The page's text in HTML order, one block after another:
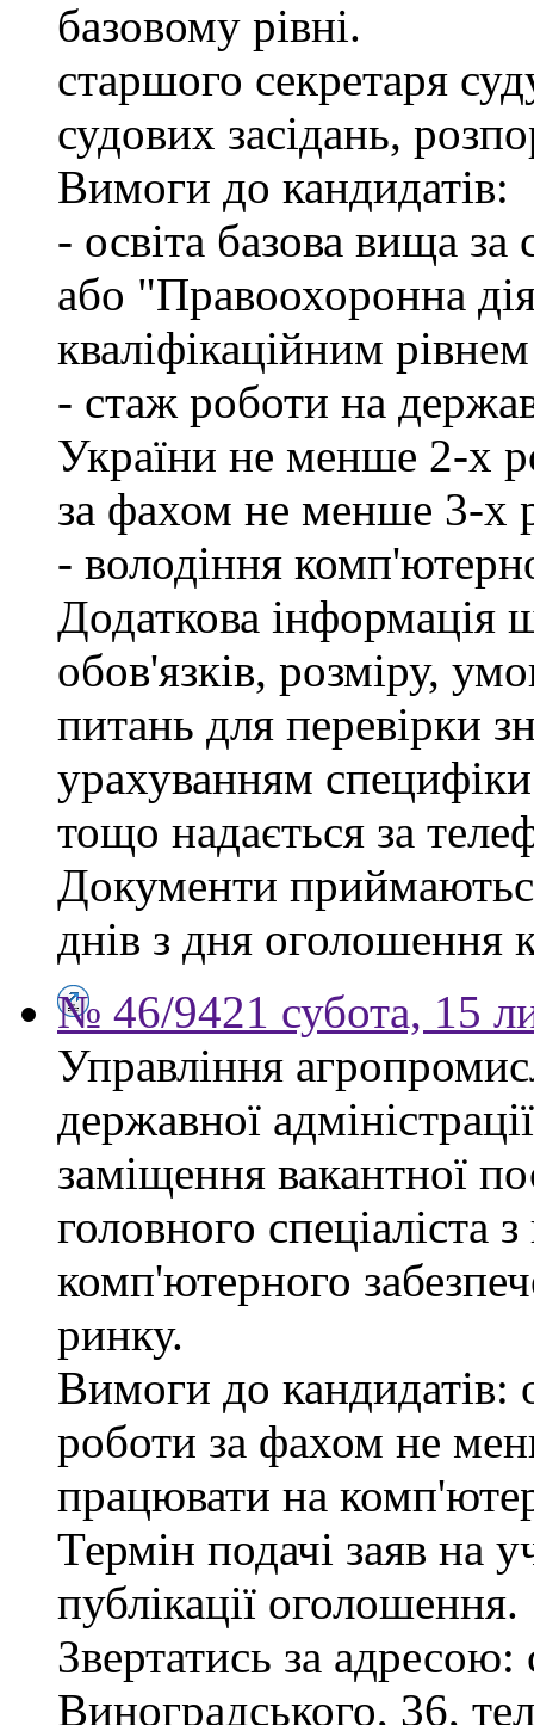
базовому рівні.
старшого секретаря
судових засідань,
Вимоги до кандидатів:
- освіта базова вища
або "Правоохоронна
кваліфікаційним
- стаж роботи на
України не менше 2-х
за фахом не менше 3-х
- володіння
Додаткова інформація
обов'язків, розміру,
питань для перевірки
урахуванням
тощо надається за
Документи
днів з дня оголошення
№ 46/9421 субота, 15
Управління
державної
заміщення вакантної
головного спеціаліста
комп'ютерного
ринку.
Вимоги до
роботи за фахом не
працювати на
Термін подачі заяв на
публікації оголошення.
Звертатись за
Виноградського, 36,